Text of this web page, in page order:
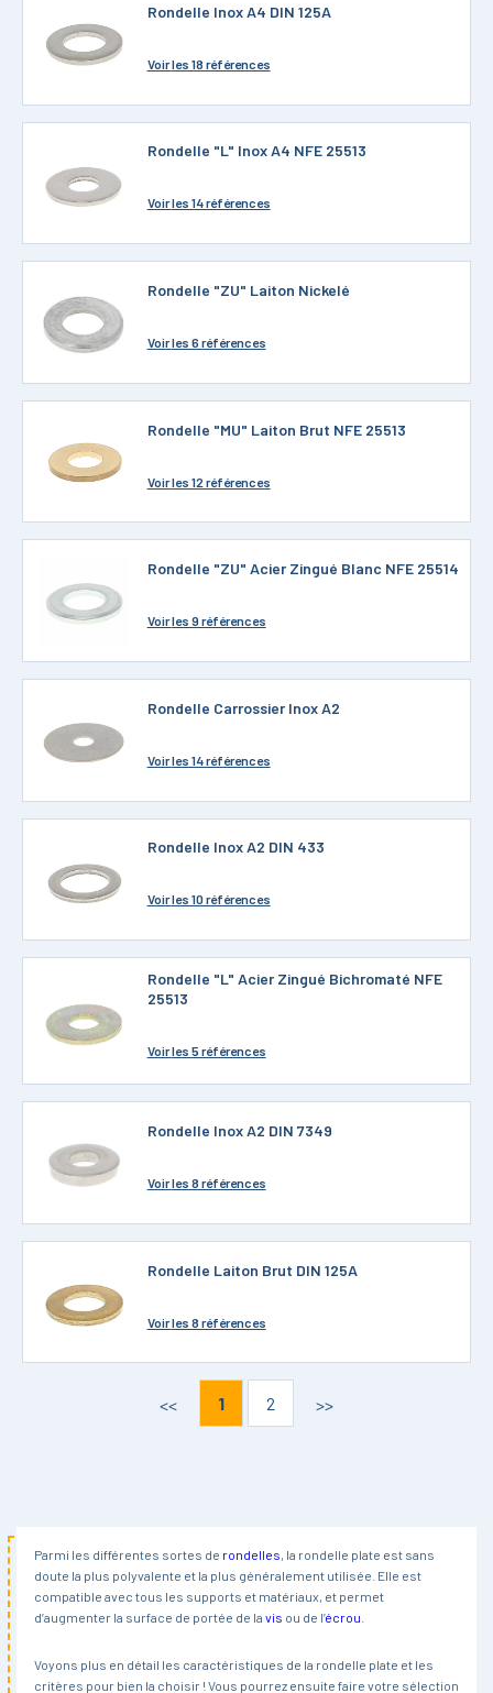
Rondelle Inox A4 DIN 125A
Voirles 18 références
Rondelle "L" Inox A4 NFE 25513
Voirles 14 références
Rondelle "ZU" Laiton Nickelé
Voirles 6 références
Rondelle "MU" Laiton Brut NFE 25513
Voirles 12 références
Rondelle "ZU" Acier Zingué Blanc NFE 25514
Voirles 9 références
Rondelle Carrossier Inox A2
Voirles 14 références
Rondelle Inox A2 DIN 433
Voirles 10 références
Rondelle "L" Acier Zingué Bichromaté NFE
25513
Voirles 5 références
Rondelle Inox A2 DIN 7349
Voirles 8 références
Rondelle Laiton Brut DIN 125A
Voirles 8 références
<< 1 2 >>
Parmi les différentes sortes de rondelles, la rondelle plate est sans
doute la plus polyvalente et la plus généralement utilisée. Elle est
compatible avec tous les supports et matériaux, et permet
d’augmenter la surface de portée de la vis ou de l’écrou
Voyons plus en détail les caractéristiques de la rondelle plate et les
critères pour bien la choisir ! Vous pourrez ensuite faire votre sélection